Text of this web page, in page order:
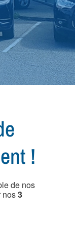
!
de nos
nos3